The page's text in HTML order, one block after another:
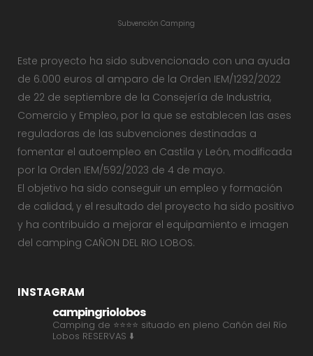
Subvención Camping
Este proyecto ha sido subvencionado con una ayuda
de 6.000 euros al amparo de la Orden IEM/1292/2022
de 22 de septiembre de la Consejería de Industria,
Comercio y Empleo, por la que se establecen las ases
reguladoras de las subvenciones destinadas a
fomentar el autoempleo en Castila y León, modificada
por la Orden IEM/592/2023 de 4 de mayo.
El objetivo ha sido conseguir un empleo y formación
de calidad, y el resultado del proyecto ha sido positivo
y ha contribuido a mejorar el equipamiento e imagen
del camping CAÑON DEL RIO LOBOS.
INSTAGRAM
campingriolobos
Camping de ⭐⭐⭐⭐ situado en pleno Cañón del Río
Lobos RESERVAS ⬇️